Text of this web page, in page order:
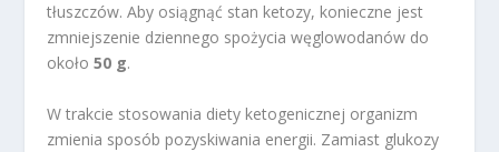
tłuszczów. Aby osiągnąć stan ketozy, konieczne jest
zmniejszenie dziennego spożycia węglowodanów do
około50 g.
W trakcie stosowania diety ketogenicznej organizm
zmienia sposób pozyskiwania energii. Zamiast glukozy